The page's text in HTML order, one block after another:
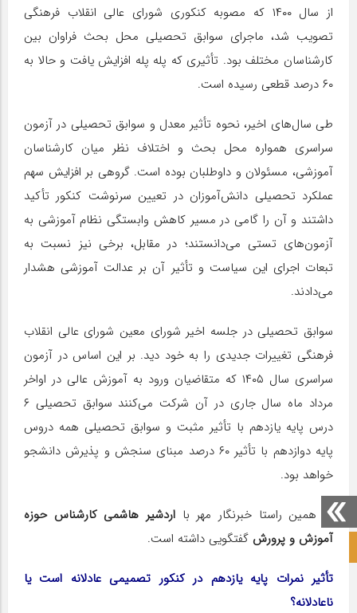
صفحه نخست آکادمی علمی
از سال ۱۴۰۰ که مصوبه کنکوری شورای عالی انقلاب فرهنگی
تصویب شد، ماجرای سوابق تحصیلی محل بحث فراوان بین
کارشناسان مختلف بود. تأثیری که پله پله افزایش یافت و حالا به
۶۰ درصد قطعی رسیده است.
طی سال‌های اخیر، نحوه تأثیر معدل و سوابق تحصیلی در آزمون
سراسری همواره محل بحث و اختلاف نظر میان کارشناسان
آموزشی، مسئولان و داوطلبان بوده است. گروهی بر افزایش سهم
عملکرد تحصیلی دانش‌آموزان در تعیین سرنوشت کنکور تأکید
داشتند و آن را گامی در مسیر کاهش وابستگی نظام آموزشی به
آزمون‌های تستی می‌دانستند؛ در مقابل، برخی نیز نسبت به
تبعات اجرای این سیاست و تأثیر آن بر عدالت آموزشی هشدار
می‌دادند.
سوابق تحصیلی در جلسه اخیر شورای معین شورای عالی انقلاب
فرهنگی تغییرات جدیدی را به خود دید. بر این اساس در آزمون
سراسری سال ۱۴۰۵ که متقاضیان ورود به آموزش عالی در اواخر
مرداد ماه سال جاری در آن شرکت می‌کنند سوابق تحصیلی ۶
درس پایه یازدهم با تأثیر مثبت و سوابق تحصیلی همه دروس
پایه دوازدهم با تأثیر ۶۰ درصد مبنای سنجش و پذیرش دانشجو
خواهد بود.
در همین راستا خبرنگار مهر با اردشیر هاشمی کارشناس حوزه
آموزش و پرورش گفتگویی داشته است.
تأثیر نمرات پایه یازدهم در کنکور تصمیمی عادلانه است یا
ناعادلانه؟